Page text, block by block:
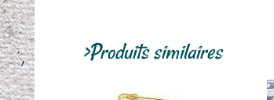
>Produits similaires